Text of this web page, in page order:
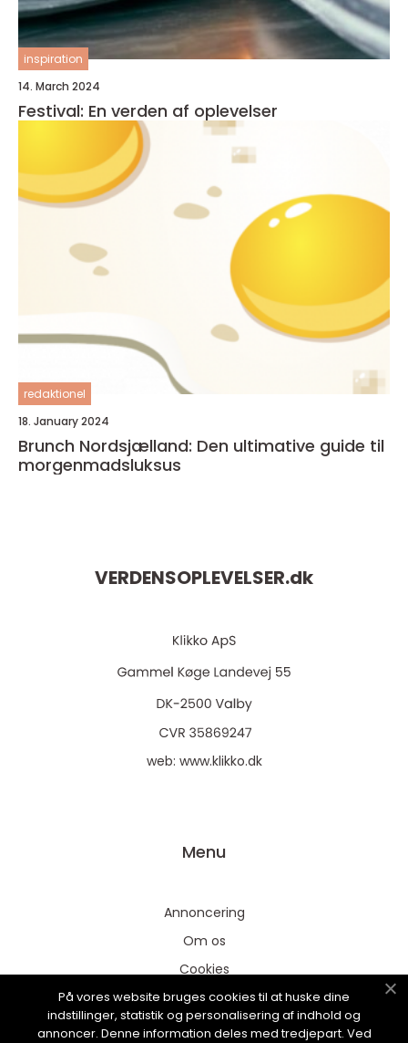
inspiration
14. March 2024
Festival: En verden af oplevelser
redaktionel
18. January 2024
Brunch Nordsjælland: Den ultimative guide til
morgenmadsluksus
VERDENSOPLEVELSER.dk
web: www.klikko.dk
Menu
Annoncering
Om os
Cookies
Kontakt os
Sitemap
På vores website bruges cookies til at huske dine
indstillinger, statistik og personalisering af indhold og
annoncer. Denne information deles med tredjepart. Ved